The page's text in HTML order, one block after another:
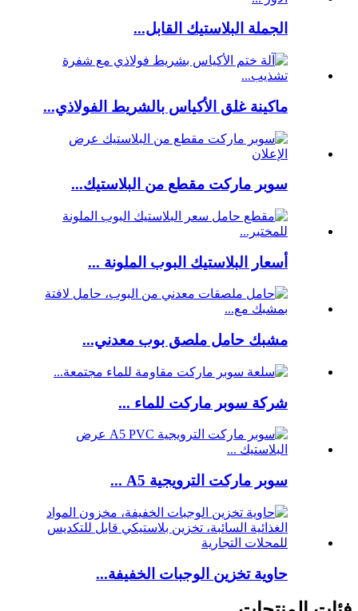
الجملة البلاستيك القابل...
ماكينة غلق الأكياس بالشريط الفولاذي...
سوبر ماركت مقطع من البلاستيك...
أسعار البلاستيك البوب ​​الملونة ...
مشبك حامل ملصق بوب معدني...
شركة سوبر ماركت للماء ...
سوبر ماركت الترويجية A5 ...
حاوية تخزين الوجبات الخفيفة...